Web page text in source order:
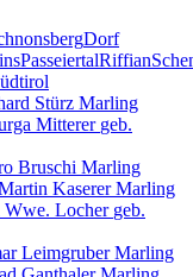
Dorf
PasseiertalRiffian
Stürz Marling
Mitterer geb.
Bruschi Marling
KasererMarling
Wwe. Locher geb.
LeimgruberMarling